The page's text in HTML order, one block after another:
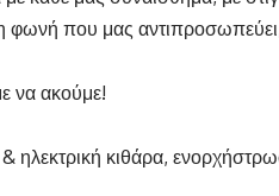
που μας αντιπροσωπεύει,
να ακούμε!
κιθάρα,